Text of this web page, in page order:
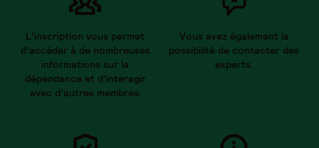
L’inscription vous permet
d’accéder à de nombreuses
informations sur la
dépendance et d’interagir
avec d’autres membres.
Vous avez également la
possibilité de contacter des
experts.